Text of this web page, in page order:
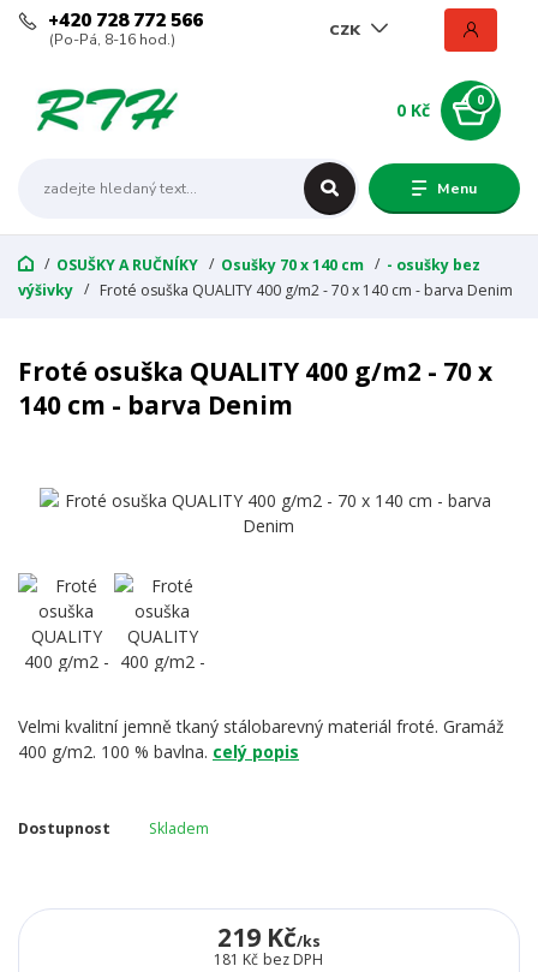
Menu
CZK
+420 728 772 566
(Po-Pá, 8-16 hod.)
0
0 Kč
OSUŠKY A RUČNÍKY Osušky 70 x 140 cm
- osušky bez
výšivky
Froté osuška QUALITY 400 g/m2 - 70 x 140 cm - barva Denim
Froté osuška QUALITY 400 g/m2 - 70 x
140 cm - barva Denim
Velmi kvalitní jemně tkaný stálobarevný materiál froté. Gramáž
400 g/m2. 100 % bavlna. celý popis
Dostupnost Skladem
219 Kč/ks
181 Kč bez DPH